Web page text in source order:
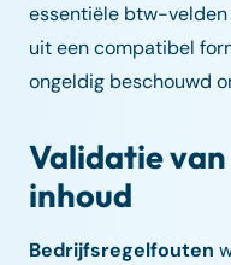
essentiële btw-velden
uit een compatibel
ongeldig beschouwd
Validatie
inhoud
Bedrijfsregelfouten